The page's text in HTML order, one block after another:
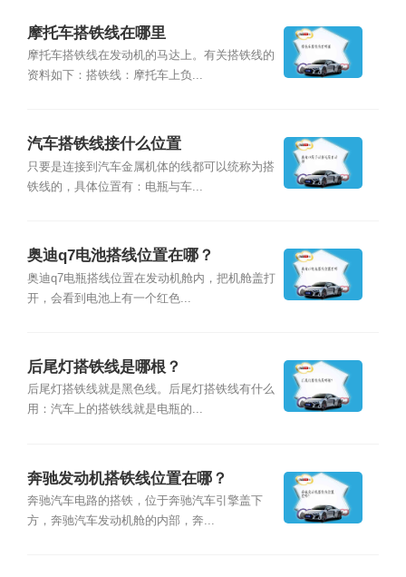
摩托车搭铁线在哪里
摩托车搭铁线在发动机的马达上。有关搭铁线的
资料如下：搭铁线：摩托车上负...
汽车搭铁线接什么位置
只要是连接到汽车金属机体的线都可以统称为搭
铁线的，具体位置有：电瓶与车...
奥迪q7电池搭线位置在哪？
奥迪q7电瓶搭线位置在发动机舱内，把机舱盖打
开，会看到电池上有一个红色...
后尾灯搭铁线是哪根？
后尾灯搭铁线就是黑色线。后尾灯搭铁线有什么
用：汽车上的搭铁线就是电瓶的...
奔驰发动机搭铁线位置在哪？
奔驰汽车电路的搭铁，位于奔驰汽车引擎盖下
方，奔驰汽车发动机舱的内部，奔...